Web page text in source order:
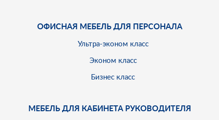
ОФИСНАЯ МЕБЕЛЬ ДЛЯ ПЕРСОНАЛА
Ультра-эконом класс
Эконом класс
Бизнес класс
МЕБЕЛЬ ДЛЯ КАБИНЕТА РУКОВОДИТЕЛЯ